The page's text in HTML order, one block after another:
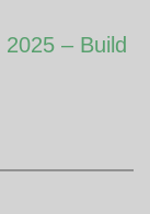
– Build